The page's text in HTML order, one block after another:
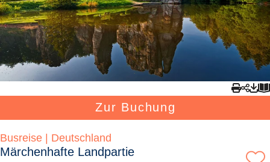
Zur Buchung
Busreise | Deutschland
Märchenhafte Landpartie